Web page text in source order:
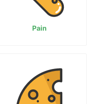
Pain